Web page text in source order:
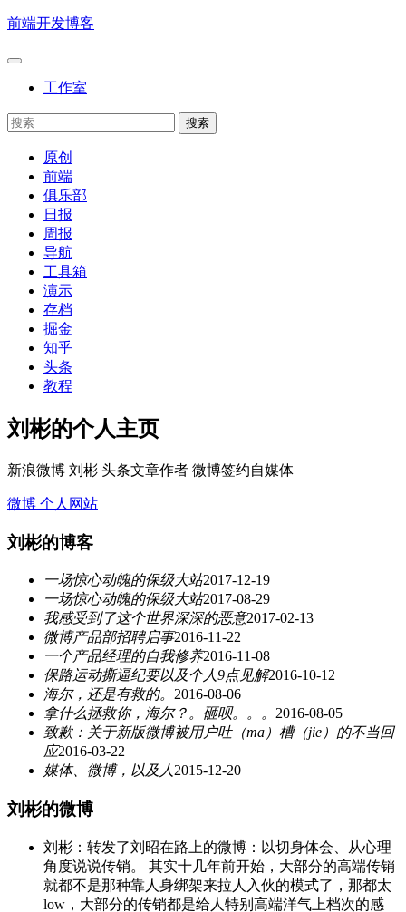
前端开发博客
工作室
原创
前端
俱乐部
日报
周报
导航
工具箱
演示
存档
掘金
知乎
头条
教程
刘彬的个人主页
新浪微博 刘彬 头条文章作者 微博签约自媒体
微博 个人网站
刘彬的博客
一场惊心动魄的保级大站2017-12-19
一场惊心动魄的保级大站2017-08-29
我感受到了这个世界深深的恶意2017-02-13
微博产品部招聘启事2016-11-22
一个产品经理的自我修养2016-11-08
保路运动撕逼纪要以及个人9点见解2016-10-12
海尔，还是有救的。 2016-08-06
拿什么拯救你，海尔？。砸呗。。。 2016-08-05
致歉：关于新版微博被用户吐（ma）槽（jie）的不当回
应2016-03-22
媒体、微博，以及人 2015-12-20
刘彬的微博
刘彬：转发了刘昭在路上的微博：以切身体会、从心理
角度说说传销。 其实十几年前开始，大部分的高端传销
就都不是那种靠人身绑架来拉人入伙的模式了，那都太
low，大部分的传销都是给人特别高端洋气上档次的感